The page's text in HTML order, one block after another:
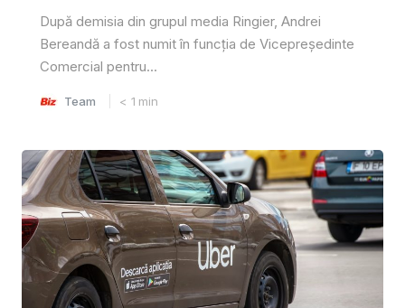
După demisia din grupul media Ringier, Andrei
Bereandă a fost numit în funcția de Vicepreședinte
Comercial pentru...
Team < 1 min